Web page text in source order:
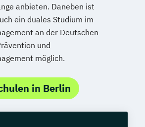
anbieten. Daneben ist
ein duales Studium im
an der Deutschen
und
möglich.
in Berlin